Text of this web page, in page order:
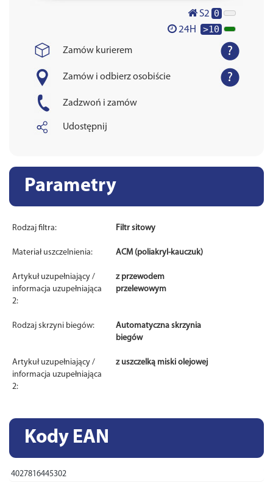
S2 0
24H >10
Zamów kurierem
Zamów i odbierz osobiście
Zadzwoń i zamów
Udostępnij
Parametry
Rodzaj filtra: Filtr sitowy
Materiał uszczelnienia: ACM (poliakryl-kauczuk)
Artykuł uzupełniający /
informacja uzupełniająca
2:
z przewodem
przelewowym
Rodzaj skrzyni biegów:
Automatyczna skrzynia
biegów
Artykuł uzupełniający /
informacja uzupełniająca
2:
z uszczelką miski olejowej
Kody EAN
4027816445302